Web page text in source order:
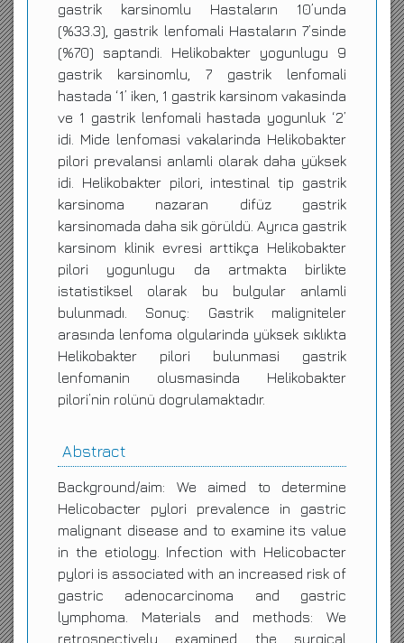
gastrik karsinomlu Hastaların 10’unda
(%33.3), gastrik lenfomali Hastaların 7’sinde
(%70) saptandi. Helikobakter yogunlugu 9
gastrik karsinomlu, 7 gastrik lenfomali
hastada ‘1’ iken, 1 gastrik karsinom vakasinda
ve 1 gastrik lenfomali hastada yogunluk ‘2’
idi. Mide lenfomasi vakalarinda Helikobakter
pilori prevalansi anlamli olarak daha yüksek
idi. Helikobakter pilori, intestinal tip gastrik
karsinoma nazaran difüz gastrik
karsinomada daha sik görüldü. Ayrıca gastrik
karsinom klinik evresi arttikça Helikobakter
pilori yogunlugu da artmakta birlikte
istatistiksel olarak bu bulgular anlamli
bulunmadı. Sonuç: Gastrik maligniteler
arasında lenfoma olgularinda yüksek sıklıkta
Helikobakter pilori bulunmasi gastrik
lenfomanin olusmasinda Helikobakter
pilori’nin rolünü dogrulamaktadır.
Abstract
Background/aim: We aimed to determine
Helicobacter pylori prevalence in gastric
malignant disease and to examine its value
in the etiology. Infection with Helicobacter
pylori is associated with an increased risk of
gastric adenocarcinoma and gastric
lymphoma. Materials and methods: We
retrospectively examined the surgical